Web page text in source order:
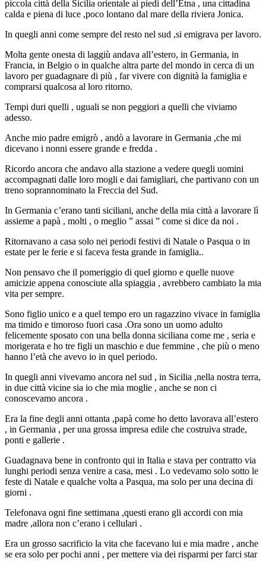
piccola città della Sicilia orientale ai piedi dell’Etna , una cittadina
calda e piena di luce ,poco lontano dal mare della riviera Jonica.
In quegli anni come sempre del resto nel sud ,si emigrava per lavoro.
Molta gente onesta di laggiù andava all’estero, in Germania, in
Francia, in Belgio o in qualche altra parte del mondo in cerca di un
lavoro per guadagnare di più , far vivere con dignità la famiglia e
comprarsi qualcosa al loro ritorno.
Tempi duri quelli , uguali se non peggiori a quelli che viviamo
adesso.
Anche mio padre emigrò , andò a lavorare in Germania ,che mi
dicevano i nonni essere grande e fredda .
Ricordo ancora che andavo alla stazione a vedere quegli uomini
accompagnati dalle loro mogli e dai famigliari, che partivano con un
treno soprannominato la Freccia del Sud.
In Germania c’erano tanti siciliani, anche della mia città a lavorare lì
assieme a papà , molti , o meglio ” assai ” come si dice da noi .
Ritornavano a casa solo nei periodi festivi di Natale o Pasqua o in
estate per le ferie e si faceva festa grande in famiglia..
Non pensavo che il pomeriggio di quel giorno e quelle nuove
amicizie appena conosciute alla spiaggia , avrebbero cambiato la mia
vita per sempre.
Sono figlio unico e a quel tempo ero un ragazzino vivace in famiglia
ma timido e timoroso fuori casa .Ora sono un uomo adulto
felicemente sposato con una bella donna siciliana come me , seria e
morigerata e ho tre figli un maschio e due femmine , che più o meno
hanno l’età che avevo io in quel periodo.
In quegli anni vivevamo ancora nel sud , in Sicilia ,nella nostra terra,
in due città vicine sia io che mia moglie , anche se non ci
conoscevamo ancora .
Era la fine degli anni ottanta ,papà come ho detto lavorava all’estero
, in Germania , per una grossa impresa edile che costruiva strade,
ponti e gallerie .
Guadagnava bene in confronto qui in Italia e stava per contratto via
lunghi periodi senza venire a casa, mesi . Lo vedevamo solo sotto le
feste di Natale e qualche volta a Pasqua, ma solo per una decina di
giorni .
Telefonava ogni fine settimana ,questi erano gli accordi con mia
madre ,allora non c’erano i cellulari .
Era un grosso sacrificio la vita che facevano lui e mia madre , anche
se era solo per pochi anni , per mettere via dei risparmi per farci star